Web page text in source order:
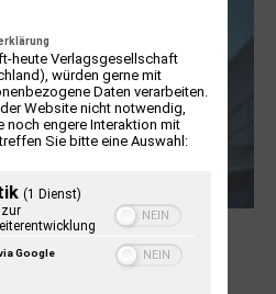
heute Verlagsgesellschaft
würden gerne mit
Daten verarbeiten.
Website nicht notwendig,
noch engere Interaktion mit
Sie bitte eine Auswahl:
(1 Dienst)
Google